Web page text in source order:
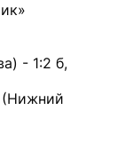
- 1:2 б,
(Нижний